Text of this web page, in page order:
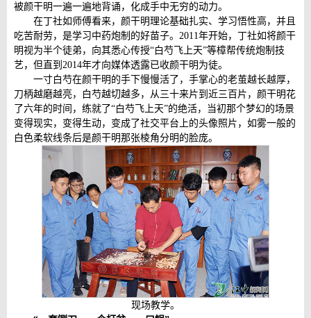
被颜干明一遍一遍地背诵，化成手中无穷的动力。
在丁社如师傅看来，颜干明理论基础扎实、学习悟性高，并且
吃苦耐劳，是学习中药炮制的好苗子。2011年开始，丁社如将颜干
明视为半个徒弟，向其悉心传授“白芍飞上天”等樟帮传统炮制技
艺，但直到2014年才向媒体透露已收颜干明为徒。
一寸白芍在颜干明的手下慢慢活了，手掌心的老茧越长越厚，
刀柄越磨越亮，白芍越切越多，从三十来片到近三百片，颜干明花
了六年的时间，练就了“白芍飞上天”的绝活，当初那个梦幻的场景
变得现实，变得生动，变成了社交平台上的头像照片，如雾一般的
白色柔软线条后是颜干明那张棱角分明的脸庞。
现场教学。